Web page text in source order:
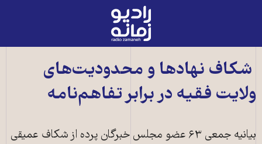
رادیو
زمانه
صفحه
اصلی
شکاف نهادها و محدودیت‌های
ولایت فقیه در برابر تفاهم‌نامه
بیانیه جمعی ۶۳ عضو مجلس خبرگان پرده از شکاف عمیقی